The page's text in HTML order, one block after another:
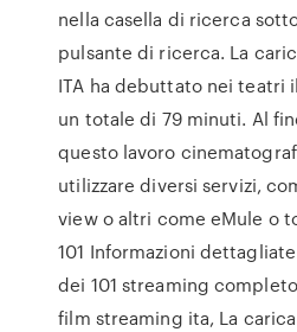
nella casella di ricerca
pulsante di ricerca. La
ITA ha debuttato nei teatri
un totale di 79 minuti. Al
questo lavoro
utilizzare diversi servizi,
view o altri come eMule o
101 Informazioni
dei 101 streaming
film streaming ita, La